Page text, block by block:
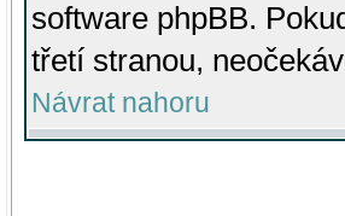
software phpBB.
třetí stranou,
Návrat nahoru